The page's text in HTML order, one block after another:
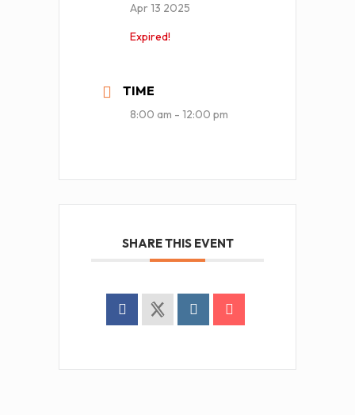
Apr 13 2025
Expired!
TIME
8:00 am - 12:00 pm
SHARE THIS EVENT